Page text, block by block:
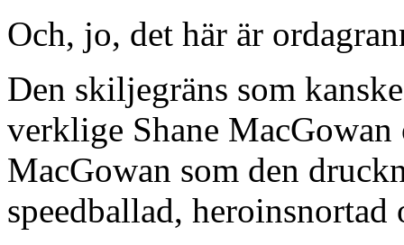
Och, jo, det här är
Den skiljegräns som
verklige Shane MacGowan
MacGowan som den
speedballad,